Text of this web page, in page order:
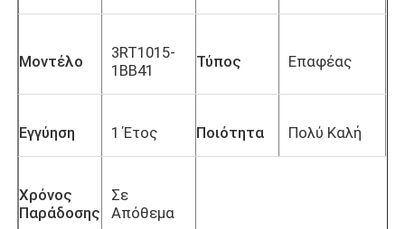
Μοντέλο
3RT1015-
1BB41
Τύπος Επαφέας
Εγγύηση 1 Έτος Ποιότητα Πολύ Καλή
Χρόνος
Παράδοσης
Σε
Απόθεμα